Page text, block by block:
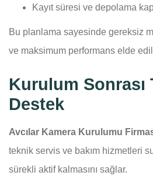
Kayıt süresi ve depolama
Bu planlama sayesinde gereksiz
ve maksimum performans elde
Kurulum Sonrası
Destek
Avcılar Kamera Kurulumu
teknik servis ve bakım hizmetleri
sürekli aktif kalmasını sağlar.